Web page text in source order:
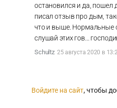
остановился и да, пошел
писал отзыв про дым,
что и выше. Нормальные
слушай этих гов...
Schultz 25 августа 2020 в
Войдите на сайт, чтобы